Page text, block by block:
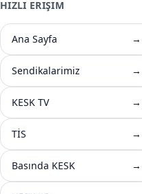
HIZLI ERIŞIM
Ana Sayfa →
Sendikalarimiz →
KESK TV →
TİS →
Basında KESK →